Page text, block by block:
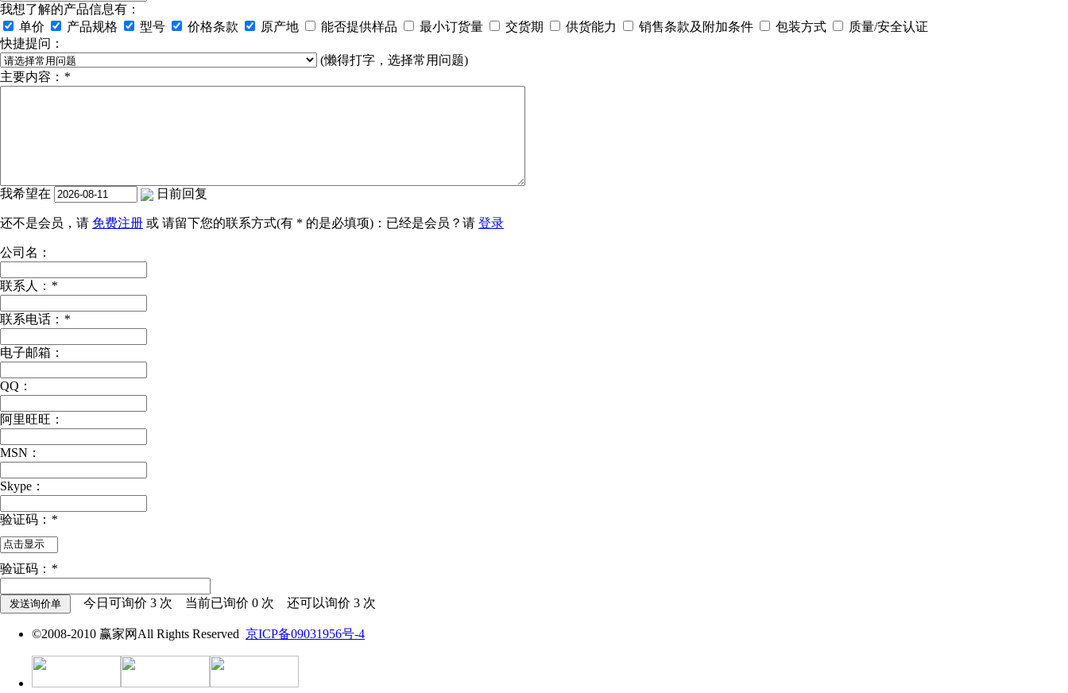
我想了解的产品信息有：
单价
产品规格 型号 价格条款 原产地 能否提供样品 最小订货量 交货期 供货能力 销售条款及附加条件 包装方式
质量/安全认证
快捷提问：
(懒得打字，选择常用问题)
主要内容： *
我希望在 日前回复
还不是会员，请 免费注册 或 请留下您的联系方式(有 * 的是必填项)：已经是会员？请 登录
公司名：
联系人： *
联系电话： *
电子邮箱：
QQ：
阿里旺旺：
MSN：
Skype：
验证码： *
验证码： *
今日可询价 3 次 当前已询价 0 次 还可以询价 3 次
©2008-2010 赢家网All Rights Reserved 京ICP备09031956号-4